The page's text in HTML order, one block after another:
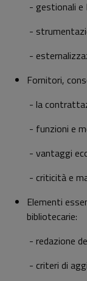
- gestionali e
-
-
Fornitori,
- la
- funzioni e
- vantaggi
- criticità e
Elementi
bibliotecarie:
- redazione
- criteri di